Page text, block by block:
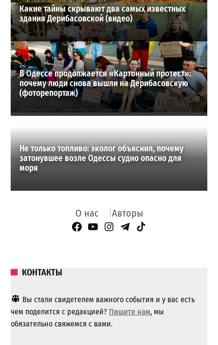
Какие тайны скрывают два самых известных
здания Дерибасовской (видео)
В Одессе продолжается «Картонный протест»:
почему люди снова вышли на Дерибасовскую
(фоторепортаж)
Не только топливо: эколог объяснил, почему
затонувшее возле Одессы судно опасно для
моря
О нас Авторы
Facebook Page
YouTube
Instagram
Telegram
TikTok
КОНТАКТЫ
Вы стали свидетелем важного события и у вас есть
чем поделится с редакцией? Пишите нам, мы
обязательно свяжемся с вами.